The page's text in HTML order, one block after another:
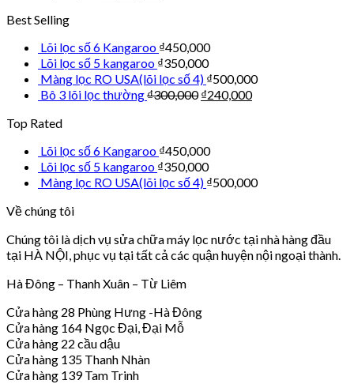
Best Selling
Lõi lọc số 6 Kangaroo ₫450,000
Lõi lọc số 5 kangaroo ₫350,000
Màng lọc RO USA(lõi lọc số 4) ₫500,000
Bô 3 lõi lọc thường₫300,000 ₫240,000
Top Rated
Lõi lọc số 6 Kangaroo ₫450,000
Lõi lọc số 5 kangaroo ₫350,000
Màng lọc RO USA(lõi lọc số 4) ₫500,000
Về chúng tôi
Chúng tôi là dịch vụ sửa chữa máy lọc nước tại nhà hàng đầu
tại HÀ NỘI, phục vụ tại tất cả các quận huyện nội ngoại thành.
Hà Đông – Thanh Xuân – Từ Liêm
Cửa hàng 28 Phùng Hưng -Hà Đông
Cửa hàng 164 Ngọc Đại, Đại Mỗ
Cửa hàng 22 cầu dậu
Cửa hàng 135 Thanh Nhàn
Cửa hàng 139 Tam Trinh